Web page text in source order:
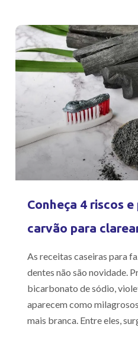
Conheça 4 riscos
carvão para
As receitas caseiras para
dentes não são novidade.
bicarbonato de sódio,
aparecem como
mais branca. Entre eles,